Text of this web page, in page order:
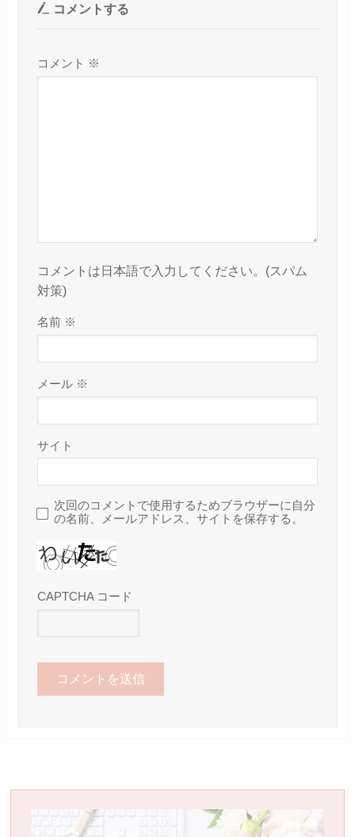
コメントする
コメント ※
コメントは日本語で入力してください。(スパム
対策)
名前 ※
メール ※
サイト
次回のコメントで使用するためブラウザーに自分
の名前、メールアドレス、サイトを保存する。
CAPTCHA コード